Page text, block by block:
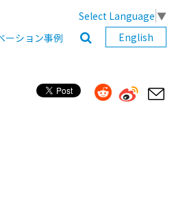
Select Language ▼
ーション事例 English